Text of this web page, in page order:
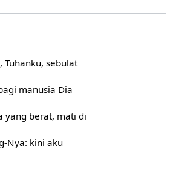
Tuhanku, sebulat
manusia Dia
yang berat, mati di
Nya: kini aku